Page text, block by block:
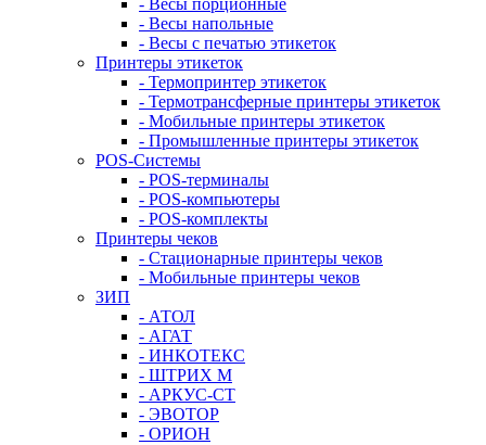
- Весы порционные
- Весы напольные
- Весы с печатью этикеток
Принтеры этикеток
- Термопринтер этикеток
- Термотрансферные принтеры этикеток
- Мобильные принтеры этикеток
- Промышленные принтеры этикеток
POS-Системы
- POS-терминалы
- POS-компьютеры
- POS-комплекты
Принтеры чеков
- Стационарные принтеры чеков
- Мобильные принтеры чеков
ЗИП
- АТОЛ
- АГАТ
- ИНКОТЕКС
- ШТРИХ М
- АРКУС-СТ
- ЭВОТОР
- ОРИОН